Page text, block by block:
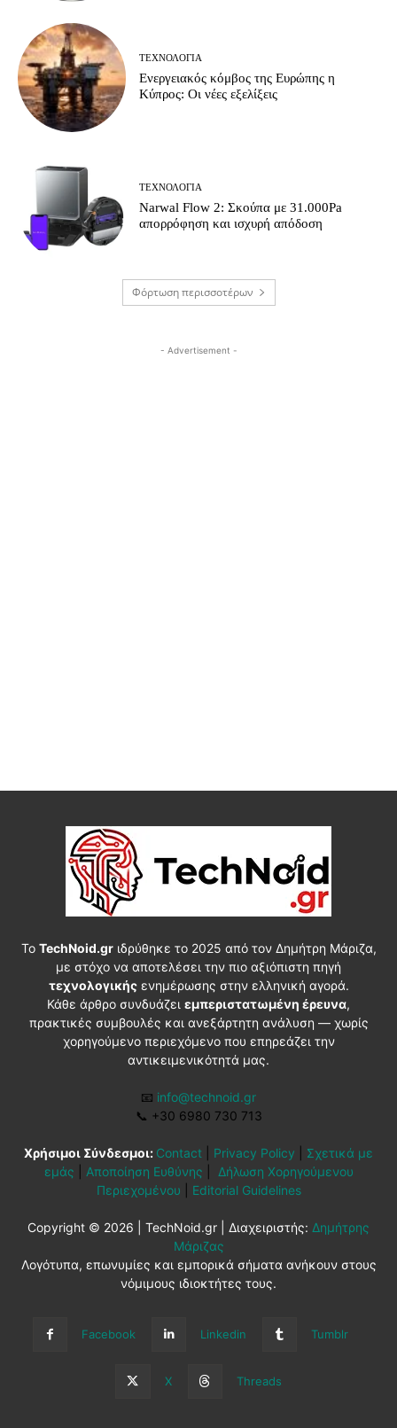
ΤΕΧΝΟΛΟΓΊΑ
Ενεργειακός κόμβος της Ευρώπης η
Κύπρος: Οι νέες εξελίξεις
ΤΕΧΝΟΛΟΓΊΑ
Narwal Flow 2: Σκούπα με 31.000Pa
απορρόφηση και ισχυρή απόδοση
Φόρτωση περισσοτέρων
- Advertisement -
Το TechNoid.grιδρύθηκε το 2025 από τον Δημήτρη Μάριζα,
με στόχο να αποτελέσει την πιο αξιόπιστη πηγή
τεχνολογικήςενημέρωσης στην ελληνική αγορά.
Κάθε άρθρο συνδυάζει εμπεριστατωμένη έρευνα,
πρακτικές συμβουλές και ανεξάρτητη ανάλυση — χωρίς
χορηγούμενο περιεχόμενο που επηρεάζει την
αντικειμενικότητά μας.
📧 info@technoid.gr
📞 +30 6980 730 713
Χρήσιμοι Σύνδεσμοι: Contact Privacy Policy
Σχετικά με
εμάς
Αποποίηση Ευθύνης
Δήλωση Χορηγούμενου
Περιεχομένου
Editorial Guidelines
Copyright © 2026 | TechNoid.gr | Διαχειριστής: Δημήτρης
Μάριζας
Λογότυπα, επωνυμίες και εμπορικά σήματα ανήκουν στους
νόμιμους ιδιοκτήτες τους.
Facebook Linkedin Tumblr
X Threads